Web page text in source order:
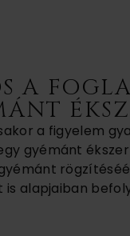
A
a figyelem
gyémánt
alapjaiban